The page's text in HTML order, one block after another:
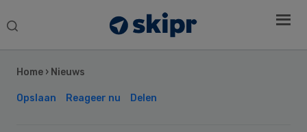
Search
Home › Nieuws
Opslaan Reageer nu Delen
Sidebar